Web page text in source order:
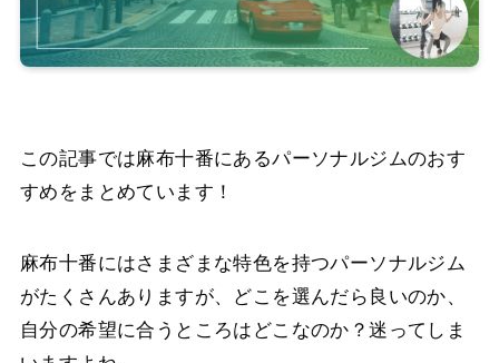
この記事では麻布十番にあるパーソナルジムのおす
すめをまとめています！
麻布十番にはさまざまな特色を持つパーソナルジム
がたくさんありますが、どこを選んだら良いのか、
自分の希望に合うところはどこなのか？迷ってしま